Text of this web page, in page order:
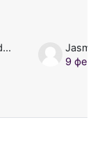
Jasmin Klindžić
9